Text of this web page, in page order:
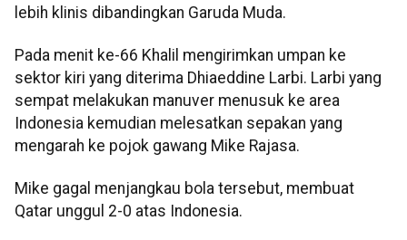
lebih klinis dibandingkan Garuda Muda.
Pada menit ke-66 Khalil mengirimkan umpan ke
sektor kiri yang diterima Dhiaeddine Larbi. Larbi yang
sempat melakukan manuver menusuk ke area
Indonesia kemudian melesatkan sepakan yang
mengarah ke pojok gawang Mike Rajasa.
Mike gagal menjangkau bola tersebut, membuat
Qatar unggul 2-0 atas Indonesia.